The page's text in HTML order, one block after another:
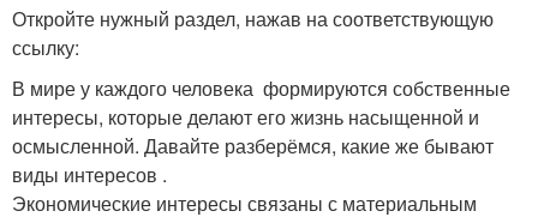
Откройте нужный раздел, нажав на соответствующую
ссылку:
В мире у каждого человека ‍‍ формируются собственные
интересы, которые делают его жизнь насыщенной и
осмысленной. Давайте разберёмся, какие же бывают
виды интересов .
Экономические интересы связаны с материальным